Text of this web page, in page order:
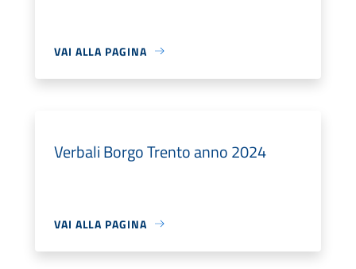
VAI ALLA PAGINA
Verbali Borgo Trento anno 2024
VAI ALLA PAGINA